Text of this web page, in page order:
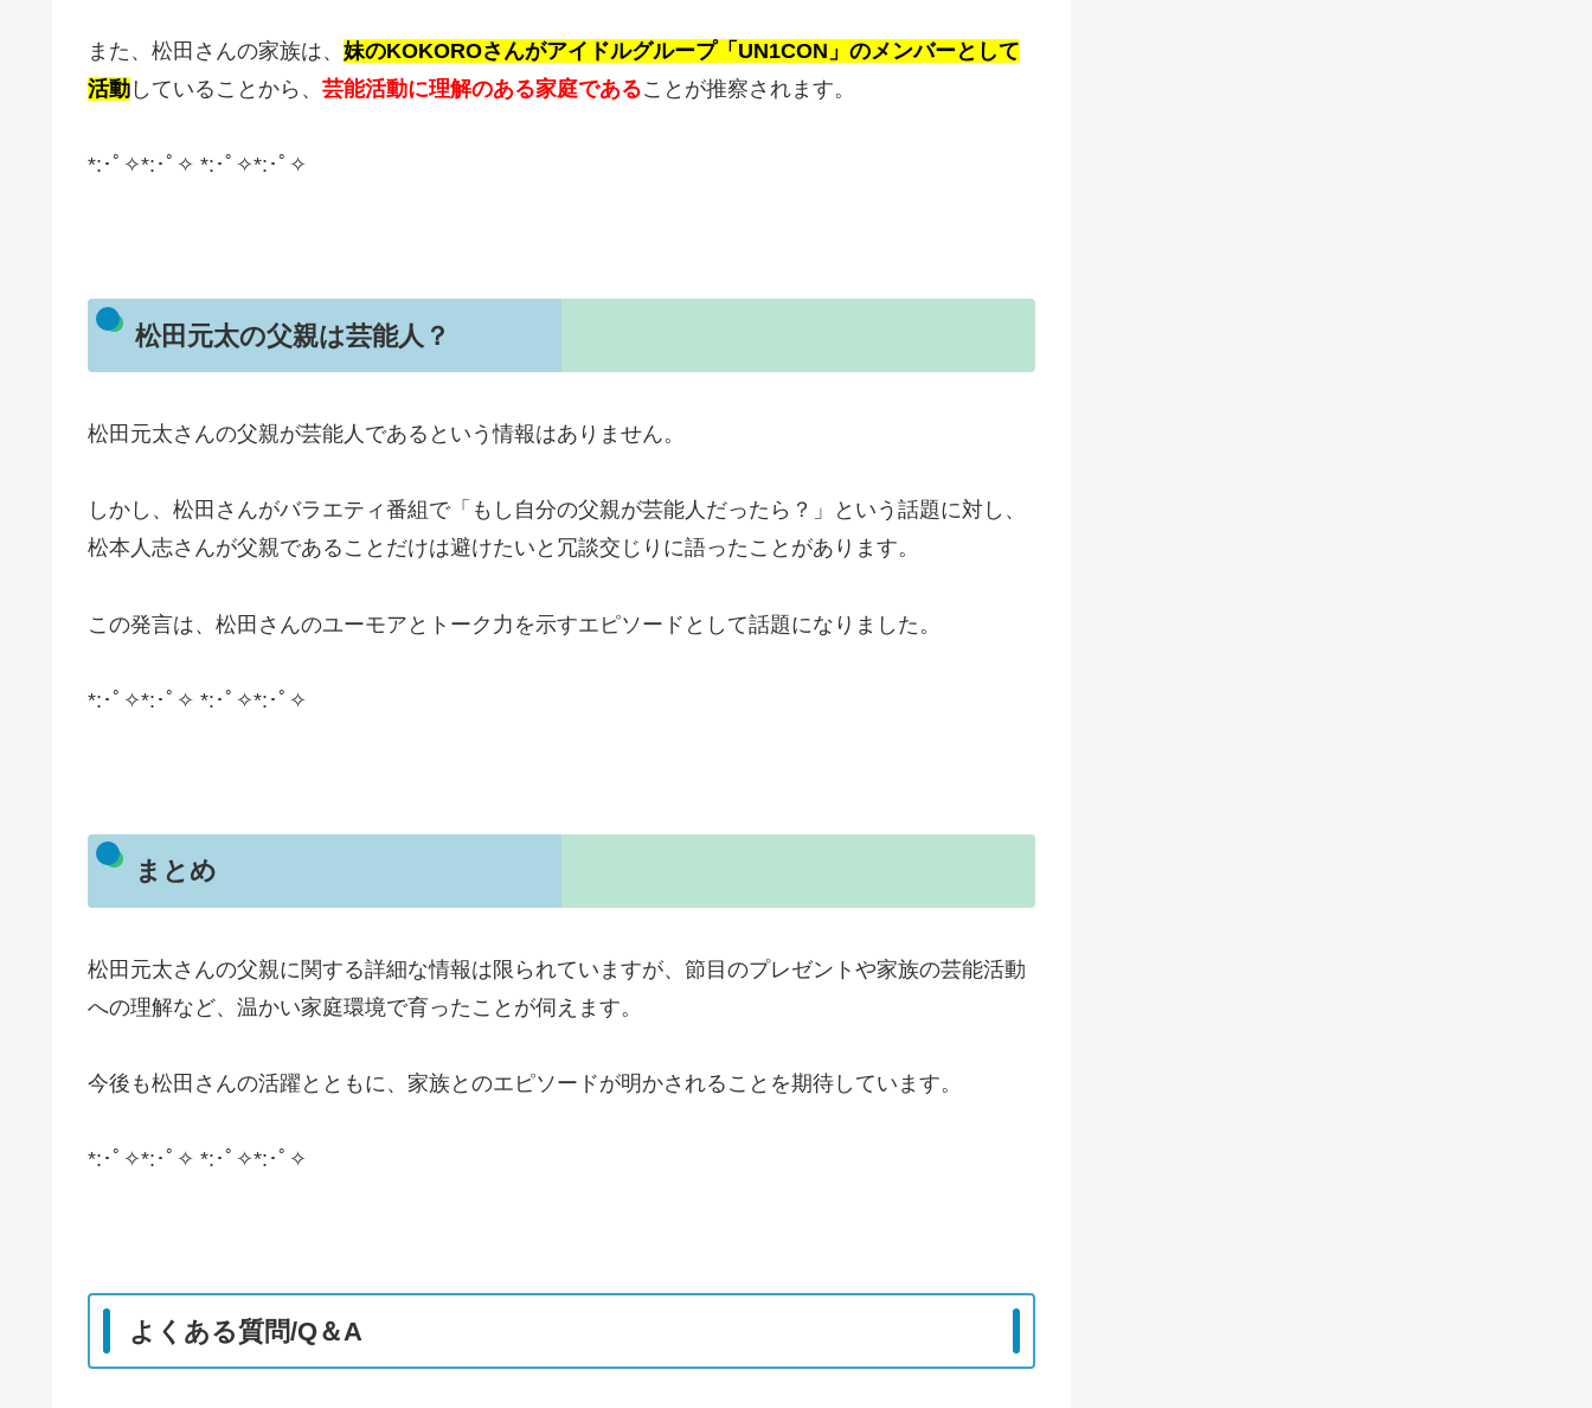
また、松田さんの家族は、 妹のKOKOROさんがアイドルグループ「UN1CON」のメンバーとして
活動 していることから、 芸能活動に理解のある家庭であることが推察されます。
*:･ﾟ✧*:･ﾟ✧ *:･ﾟ✧*:･ﾟ✧
松田元太の父親は芸能人？
松田元太さんの父親が芸能人であるという情報はありません。
しかし、松田さんがバラエティ番組で「もし自分の父親が芸能人だったら？」という話題に対し、
松本人志さんが父親であることだけは避けたいと冗談交じりに語ったことがあります。
この発言は、松田さんのユーモアとトーク力を示すエピソードとして話題になりました。
​*:･ﾟ✧*:･ﾟ✧ *:･ﾟ✧*:･ﾟ✧
まとめ
松田元太さんの父親に関する詳細な情報は限られていますが、節目のプレゼントや家族の芸能活動
への理解など、温かい家庭環境で育ったことが伺えます。
今後も松田さんの活躍とともに、家族とのエピソードが明かされることを期待しています。
​*:･ﾟ✧*:･ﾟ✧ *:･ﾟ✧*:･ﾟ✧
よくある質問/Q＆A